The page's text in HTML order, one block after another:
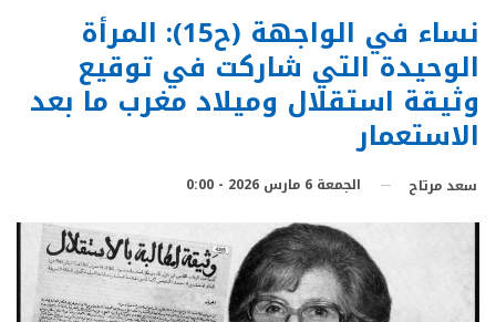
نساء في الواجهة (ح15): المرأة
الوحيدة التي شاركت في توقيع
وثيقة استقلال وميلاد مغرب ما بعد
الاستعمار
سعد مرتاح الجمعة 6 مارس 2026 - 0:00